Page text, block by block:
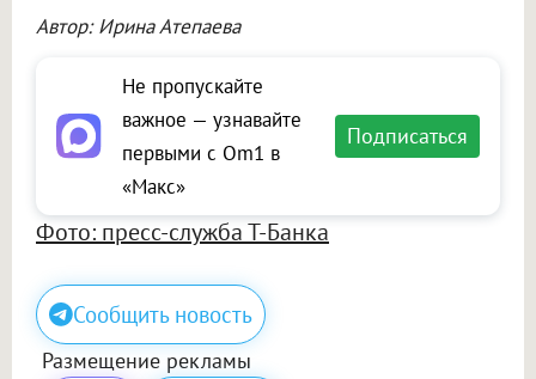
Автор: Ирина Атепаева
Не пропускайте
важное — узнавайте
первыми с Om1 в
«Макс»
Подписаться
Фото: пресс-служба Т-Банка
Сообщить новость
Размещение рекламы